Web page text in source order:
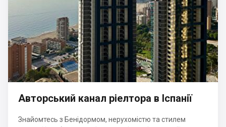
Авторський канал ріелтора в Іспанії
Знайомтесь з Бенідормом, нерухомістю та стилем